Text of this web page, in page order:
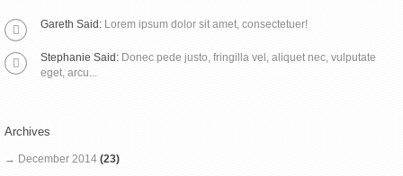
Gareth Said: Lorem ipsum dolor sit amet, consectetuer!
Stephanie Said: Donec pede justo, fringilla vel, aliquet nec, vulputate
eget, arcu...
Archives
→ December 2014 (23)